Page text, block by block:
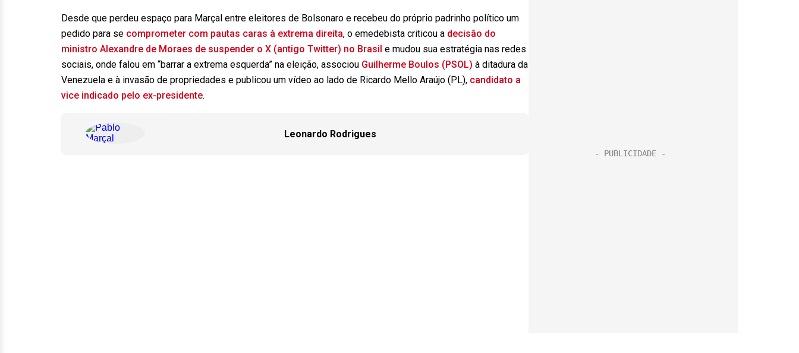
Desde que perdeu espaço para Marçal entre eleitores de Bolsonaro e recebeu do próprio padrinho político um
pedido para se comprometer com pautas caras à extrema direita, o emedebista criticou a decisão do
ministro Alexandre de Moraes de suspender o X (antigo Twitter) no Brasil e mudou sua estratégia nas redes
sociais, onde falou em “barrar a extrema esquerda” na eleição, associou Guilherme Boulos (PSOL) à ditadura da
Venezuela e à invasão de propriedades e publicou um vídeo ao lado de Ricardo Mello Araújo (PL), candidato a
vice indicado pelo ex-presidente.
Leonardo Rodrigues